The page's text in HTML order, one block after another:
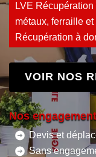
LVE
métaux, ferraille
Récupération à
VOIR NOS
Nos
Devis et
Sans